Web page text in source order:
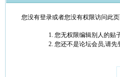
您没有登录或者您没有权限访问此
您无权限编辑别人的贴
您还不是论坛会员,请先